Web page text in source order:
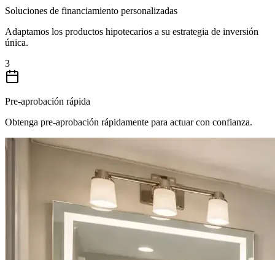
Soluciones de financiamiento personalizadas
Adaptamos los productos hipotecarios a su estrategia de inversión
única.
3
Pre-aprobación rápida
Obtenga pre-aprobación rápidamente para actuar con confianza.